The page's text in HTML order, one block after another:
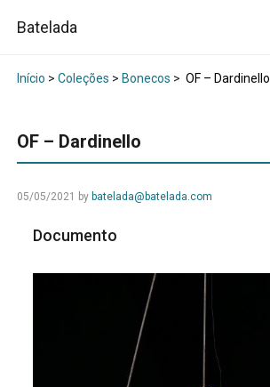
Batelada
Início > Coleções > Bonecos > OF – Dardinello
OF – Dardinello
05/05/2021 by batelada@batelada.com
Documento